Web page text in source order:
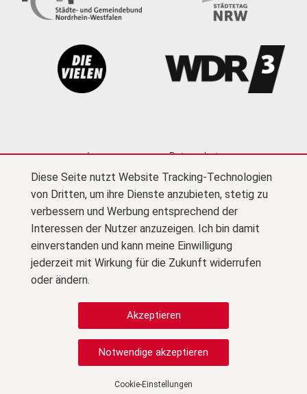
Diese Seite nutzt Website Tracking-Technologien
von Dritten, um ihre Dienste anzubieten, stetig zu
verbessern und Werbung entsprechend der
Interessen der Nutzer anzuzeigen. Ich bin damit
einverstanden und kann meine Einwilligung
jederzeit mit Wirkung für die Zukunft widerrufen
oder ändern.
Cookie-Einstellungen
Impressum
Datenschutz
Cookie-Einstellungen
Kontakt
Newsletter
Presse
Barrierefreiheit Netiquette (PDF)
© Kultursekretariat NRW Gütersloh
Zu
Zu Instagram